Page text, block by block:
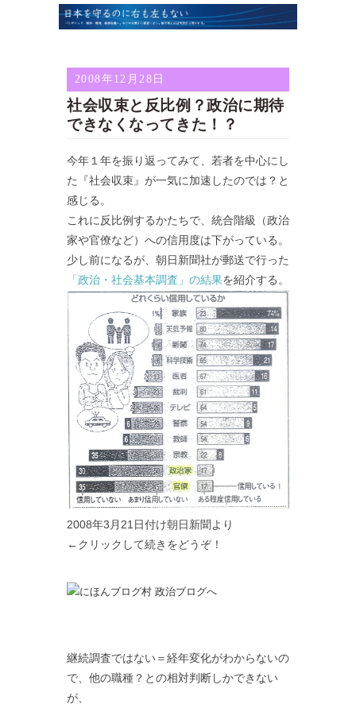
2008年12月28日
社会収束と反比例？政治に期待
できなくなってきた！？
今年１年を振り返ってみて、若者を中心にし
た『社会収束』が一気に加速したのでは？と
感じる。
これに反比例するかたちで、統合階級（政治
家や官僚など）への信用度は下がっている。
少し前になるが、朝日新聞社が郵送で行った
「政治・社会基本調査」の結果を紹介する。
2008年3月21日付け朝日新聞より
←クリックして続きをどうぞ！
継続調査ではない＝経年変化がわからないの
で、他の職種？との相対判断しかできない
が、